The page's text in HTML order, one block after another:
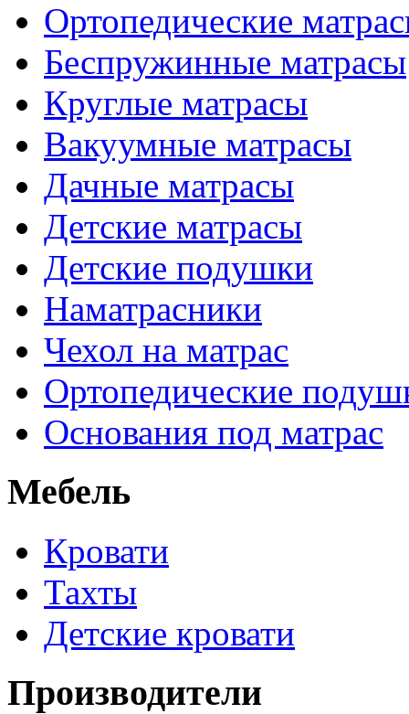
Ортопедические
Беспружинные матрасы
Круглые матрасы
Вакуумные матрасы
Дачные матрасы
Детские матрасы
Детские подушки
Наматрасники
Чехол на матрас
Ортопедические
Основания под матрас
Мебель
Кровати
Тахты
Детские кровати
Производители